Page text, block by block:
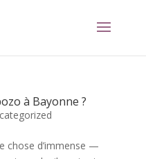
à Bayonne ?
chose d’immense —